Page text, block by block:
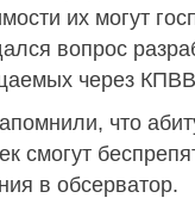
их могут
вопрос
через
что
смогут
в обсерватор.